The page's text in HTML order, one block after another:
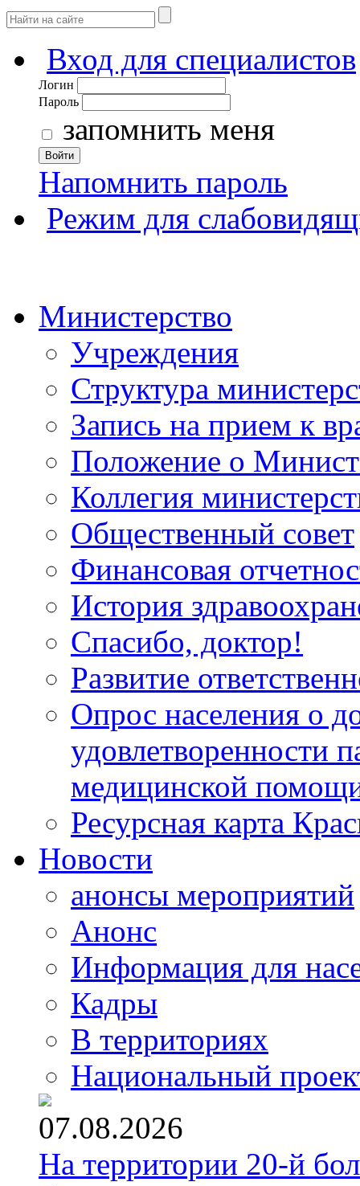
Вход для специалистов
Логин
Пароль
запомнить меня
Войти
Напомнить пароль
Режим для
Министерство
Учреждения
Структура
Запись на прием к
Положение о
Коллегия
Общественный совет
Финансовая
История
Спасибо, доктор!
Развитие
Опрос населения о
удовлетворенности
медицинской
Ресурсная карта
Новости
анонсы мероприятий
Анонс
Информация для
Кадры
В территориях
Национальный
07.08.2026
На территории 20-й